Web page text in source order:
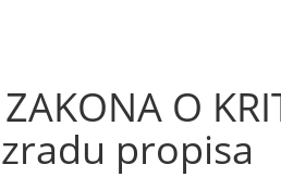
O
propisa